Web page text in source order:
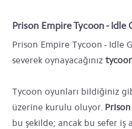
Prison Empire Tycoon - Idle
Prison Empire Tycoon - Idle
severek oynayacağınız
Tycoon oyunları bildiğiniz
üzerine kurulu oluyor.
bu şekilde; ancak bu sefer iş